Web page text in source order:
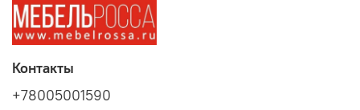
Контакты
+78005001590